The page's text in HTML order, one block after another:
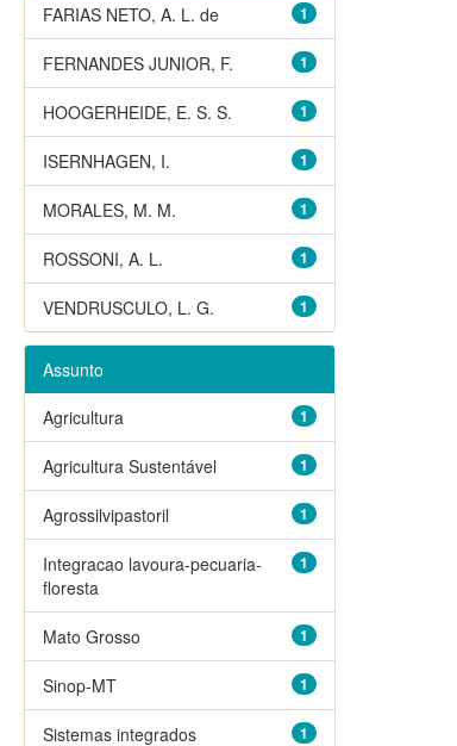
1
FARIAS NETO, A. L. de
1
FERNANDES JUNIOR, F.
1
HOOGERHEIDE, E. S. S.
1
ISERNHAGEN, I.
1
MORALES, M. M.
1
ROSSONI, A. L.
1
VENDRUSCULO, L. G.
Assunto
1
Agricultura
1
Agricultura Sustentável
1
Agrossilvipastoril
1
Integracao lavoura-pecuaria-
floresta
1
Mato Grosso
1
Sinop-MT
1
Sistemas integrados